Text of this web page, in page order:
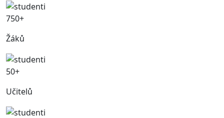
750+
Žáků
50+
Učitelů